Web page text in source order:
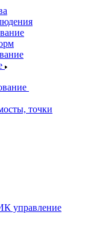
точки
управление